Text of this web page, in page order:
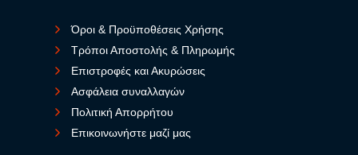
Όροι & Προϋποθέσεις Χρήσης
Τρόποι Αποστολής & Πληρωμής
Επιστροφές και Ακυρώσεις
Ασφάλεια συναλλαγών
Πολιτική Απορρήτου
Επικοινωνήστε μαζί μας